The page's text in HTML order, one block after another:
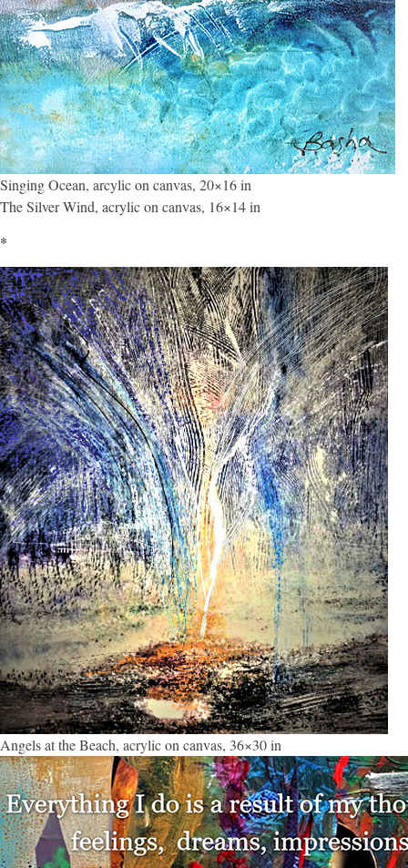
Singing Ocean, arcylic on canvas, 20×16 in
The Silver Wind, acrylic on canvas, 16×14 in
*
Angels at the Beach, acrylic on canvas, 36×30 in